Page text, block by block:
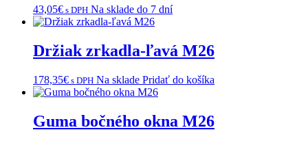
43,05€ s DPH Na sklade do 7 dní
Držiak zrkadla-ľavá M26
178,35€ s DPH Na sklade Pridať do košíka
Guma bočného okna M26